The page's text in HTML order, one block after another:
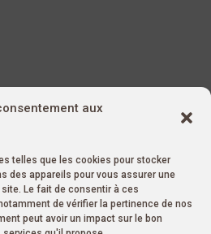
aux
telles que les cookies pour stocker
des appareils pour vous assurer une
Le fait de consentir à ces
de vérifier la pertinence de nos
peut avoir un impact sur le bon